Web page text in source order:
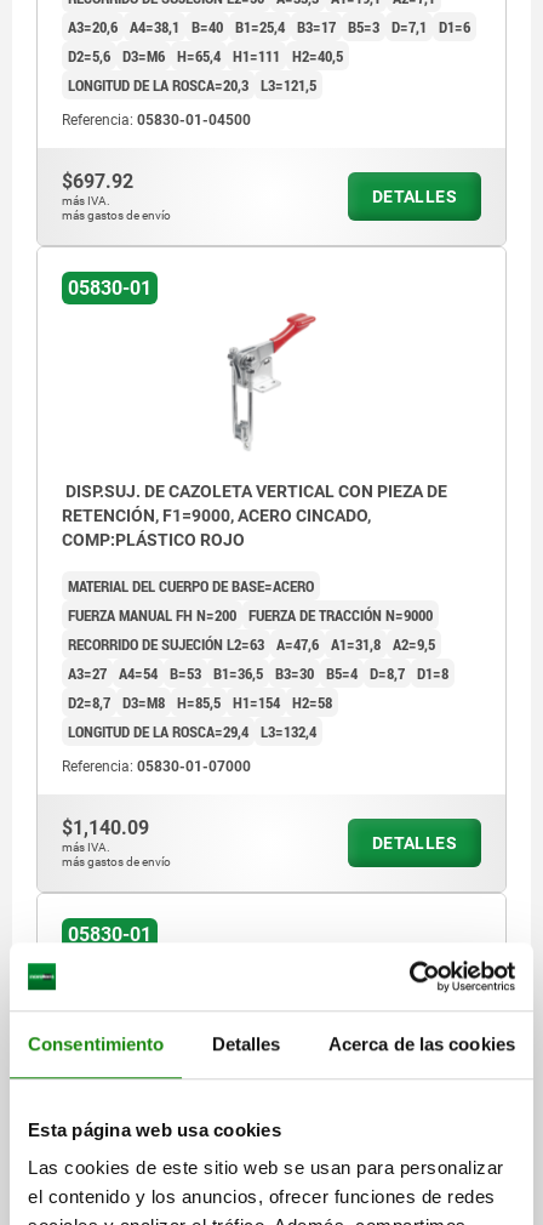
Consentimiento Detalles Acerca de las cookies
Esta página web usa cookies
Las cookies de este sitio web se usan para personalizar
el contenido y los anuncios, ofrecer funciones de redes
A3=20,6 A4=38,1 B=40 B1=25,4 B3=17 B5=3 D=7,1
D1=6
D2=5,6 D3=M6 H=65,4 H1=111
H2=40,5
LONGITUD DE LA ROSCA=20,3 L3=121,5
Referencia: 05830-01-04500
$697.92
más IVA.
más gastos de envío
DETALLES
05830-01
DISP.SUJ. DE CAZOLETA VERTICAL CON PIEZA DE
RETENCIÓN, F1=9000, ACERO CINCADO,
COMP:PLÁSTICO ROJO
MATERIAL DEL CUERPO DE BASE=ACERO
FUERZA MANUAL FH N=200 FUERZA DE TRACCIÓN N=9000
RECORRIDO DE SUJECIÓN L2=63 A=47,6 A1=31,8 A2=9,5
A3=27 A4=54 B=53 B1=36,5 B3=30 B5=4 D=8,7 D1=8
D2=8,7 D3=M8 H=85,5 H1=154 H2=58
LONGITUD DE LA ROSCA=29,4 L3=132,4
Referencia: 05830-01-07000
$1,140.09
más IVA.
más gastos de envío
DETALLES
05830-01
DISP.SUJ. DE CAZOLETA VERTICAL CON PIEZA DE
RETENCIÓN, F1=2200, ACERO INOXIDABLE ACABADO
NATURAL, COMP:PLÁSTICO ROJO